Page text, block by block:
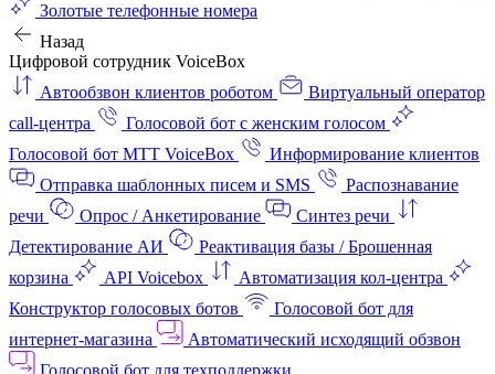
Золотые телефонные номера
Назад
Цифровой сотрудник VoiceBox
Автообзвон клиентов роботом
Виртуальный оператор
call-центра
Голосовой бот с женским голосом
Голосовой бот МТТ VoiceBox
Информирование клиентов
Отправка шаблонных писем и SMS
Распознавание
речи
Опрос / Анкетирование
Синтез речи
Детектирование АИ
Реактивация базы / Брошенная
корзина
API Voicebox
Автоматизация кол‑центра
Конструктор голосовых ботов
Голосовой бот для
интернет‑магазина
Автоматический исходящий обзвон
Голосовой бот для техподдержки